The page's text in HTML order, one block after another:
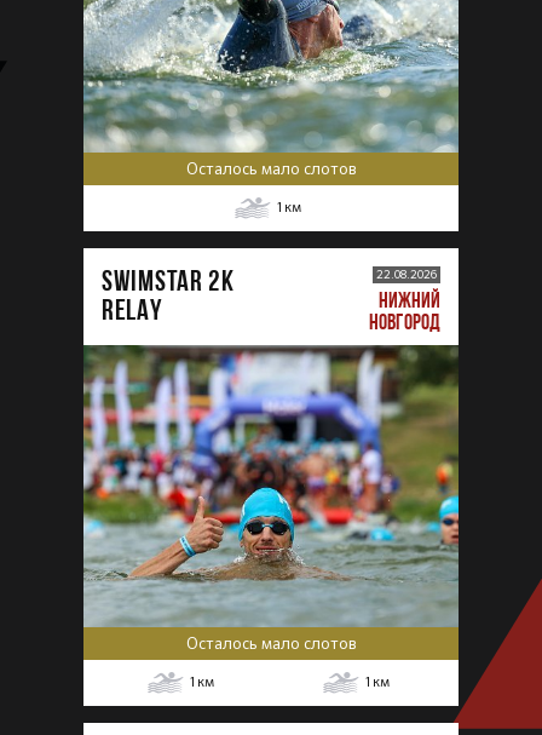
Осталось мало слотов
1 км
SWIMSTAR 2K
RELAY
22.08.2026
НИЖНИЙ
НОВГОРОД
Осталось мало слотов
1 км 1 км